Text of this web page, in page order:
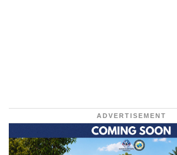
ADVERTISEMENT